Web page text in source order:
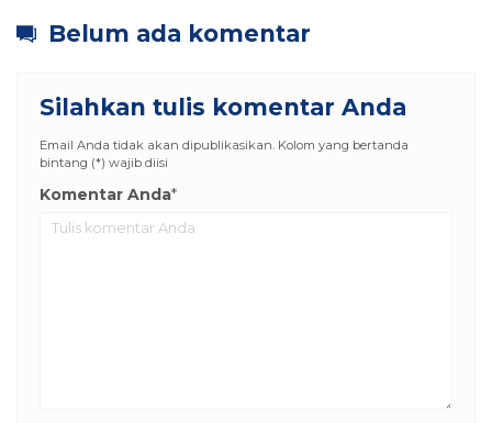
Belum ada komentar
Silahkan tulis komentar Anda
Email Anda tidak akan dipublikasikan. Kolom yang bertanda
bintang (*) wajib diisi
Komentar Anda*